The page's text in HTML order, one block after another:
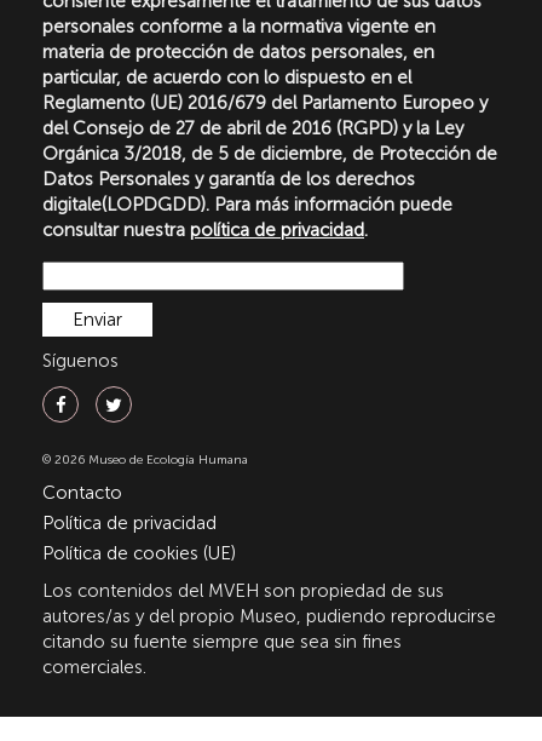
personales conforme a la normativa vigente en
materia de protección de datos personales, en
particular, de acuerdo con lo dispuesto en el
Reglamento (UE) 2016/679 del Parlamento Europeo y
del Consejo de 27 de abril de 2016 (RGPD) y la Ley
Orgánica 3/2018, de 5 de diciembre, de Protección de
Datos Personales y garantía de los derechos
digitale(LOPDGDD). Para más información puede
consultar nuestra política de privacidad.
Síguenos
© 2026 Museo de Ecología Humana
Contacto
Política de privacidad
Política de cookies (UE)
Los contenidos del MVEH son propiedad de sus
autores/as y del propio Museo, pudiendo reproducirse
citando su fuente siempre que sea sin fines
comerciales.